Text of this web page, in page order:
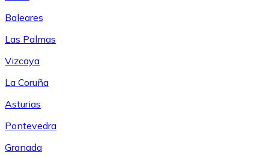
Baleares
Las Palmas
Vizcaya
La Coruña
Asturias
Pontevedra
Granada